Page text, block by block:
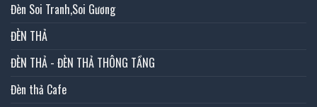
Đèn Soi Tranh,Soi Gương
ĐÈN THẢ
ĐÈN THẢ - ĐÈN THẢ THÔNG TẦNG
Đèn thả Cafe